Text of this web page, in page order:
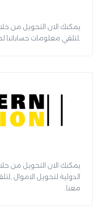
يمكنك الان التحويل من
,لتلقي معلومات حساباتنا
يمكنك الان التحويل من
الدولية لتحويل الاموال
معنا.